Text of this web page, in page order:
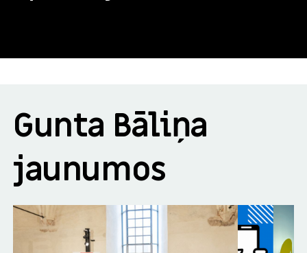
Gunta Bāliņa
jaunumos